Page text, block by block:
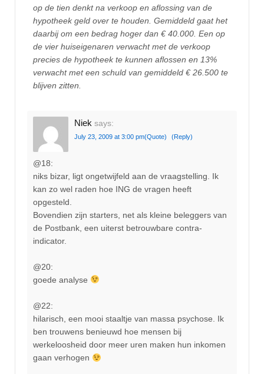
op de tien denkt na verkoop en aflossing van de
hypotheek geld over te houden. Gemiddeld gaat het
daarbij om een bedrag hoger dan € 40.000. Een op
de vier huiseigenaren verwacht met de verkoop
precies de hypotheek te kunnen aflossen en 13%
verwacht met een schuld van gemiddeld € 26.500 te
blijven zitten.
Niek says:
July 23, 2009 at 3:00 pm(Quote) (Reply)
@18:
niks bizar, ligt ongetwijfeld aan de vraagstelling. Ik
kan zo wel raden hoe ING de vragen heeft
opgesteld.
Bovendien zijn starters, net als kleine beleggers van
de Postbank, een uiterst betrouwbare contra-
indicator.
@20:
goede analyse
@22:
hilarisch, een mooi staaltje van massa psychose. Ik
ben trouwens benieuwd hoe mensen bij
werkeloosheid door meer uren maken hun inkomen
gaan verhogen